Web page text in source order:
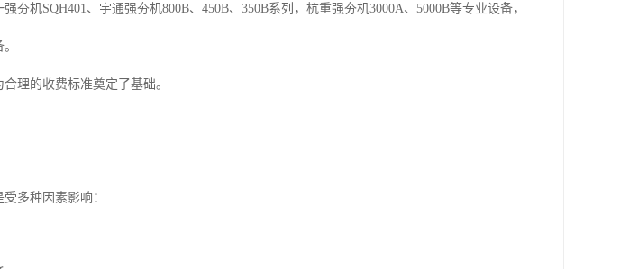
夯机SQH401、宇通强夯机800B、450B、350B系列，杭重强夯机3000A、5000B等专业设备，
理的收费标准奠定了基础。
多种因素影响：